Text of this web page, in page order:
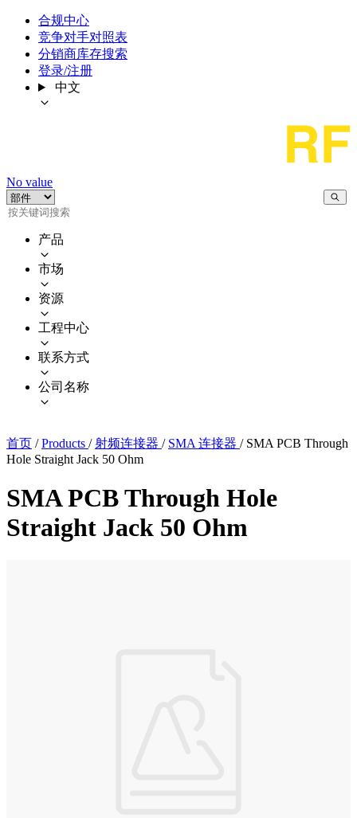
合规中心
竞争对手对照表
分销商库存搜索
登录/注册
中文
No value
产品
市场
资源
工程中心
联系方式
公司名称
首页 / Products / 射频连接器 / SMA 连接器 / SMA PCB Through
Hole Straight Jack 50 Ohm
SMA PCB Through Hole
Straight Jack 50 Ohm